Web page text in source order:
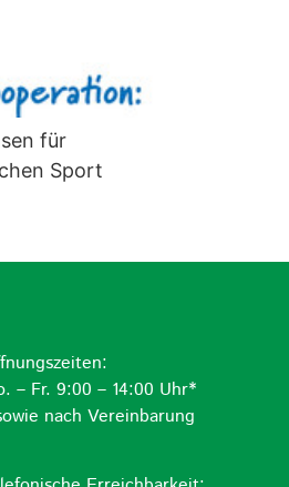
für
Sport
– Fr. 9:00 – 14:00 Uhr*
nach Vereinbarung